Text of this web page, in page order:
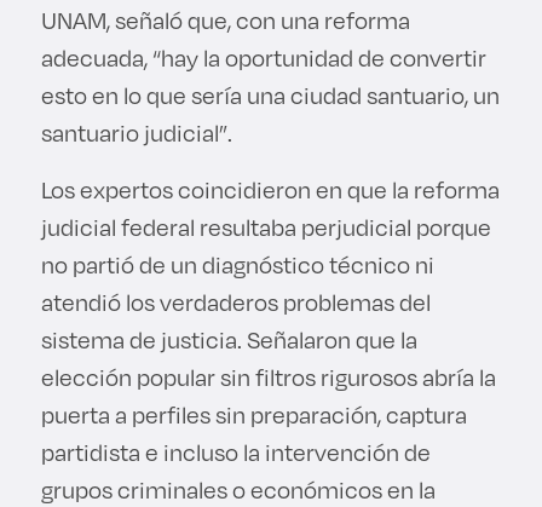
UNAM, señaló que, con una reforma
adecuada, “hay la oportunidad de convertir
esto en lo que sería una ciudad santuario, un
santuario judicial”.
Los expertos coincidieron en que la reforma
judicial federal resultaba perjudicial porque
no partió de un diagnóstico técnico ni
atendió los verdaderos problemas del
sistema de justicia. Señalaron que la
elección popular sin filtros rigurosos abría la
puerta a perfiles sin preparación, captura
partidista e incluso la intervención de
grupos criminales o económicos en la